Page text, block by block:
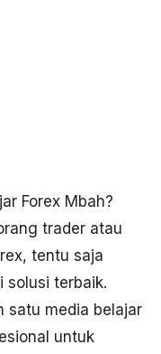
Forex Mbah?
trader atau
tentu saja
solusi terbaik.
satu media belajar
untuk